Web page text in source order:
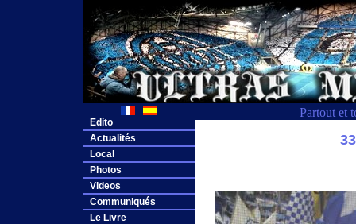
Partout et
Edito
Actualités
Local
Photos
Videos
Communiqués
Le Livre